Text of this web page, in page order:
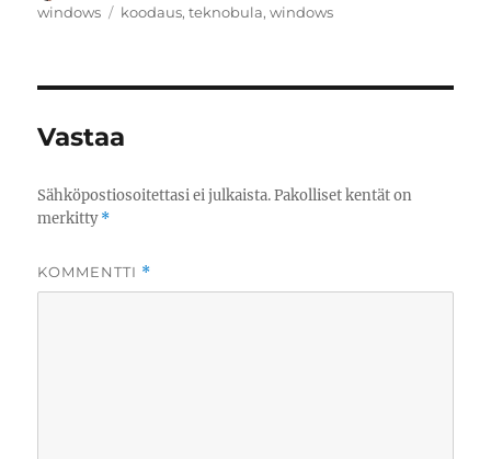
windows Avainsanat
koodaus,teknobula,windows
Vastaa
Sähköpostiosoitettasi ei julkaista. Pakolliset kentät on
merkitty*
KOMMENTTI *